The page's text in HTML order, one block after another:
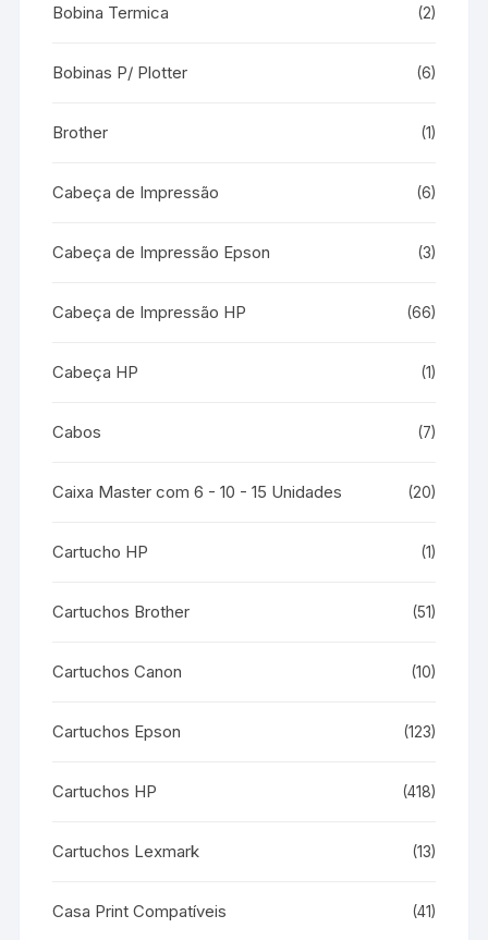
Bobina Termica (2)
Bobinas P/ Plotter (6)
Brother (1)
Cabeça de Impressão (6)
Cabeça de Impressão Epson (3)
Cabeça de Impressão HP (66)
Cabeça HP (1)
Cabos (7)
Caixa Master com 6 - 10 - 15 Unidades (20)
Cartucho HP (1)
Cartuchos Brother (51)
Cartuchos Canon (10)
Cartuchos Epson (123)
Cartuchos HP (418)
Cartuchos Lexmark (13)
Casa Print Compatíveis (41)